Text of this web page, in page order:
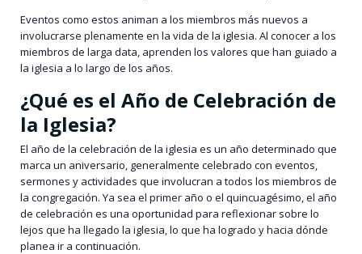
Eventos como estos animan a los miembros más nuevos a
involucrarse plenamente en la vida de la iglesia. Al conocer a los
miembros de larga data, aprenden los valores que han guiado a
la iglesia a lo largo de los años.
¿Qué es el Año de Celebración de
la Iglesia?
El año de la celebración de la iglesia es un año determinado que
marca un aniversario, generalmente celebrado con eventos,
sermones y actividades que involucran a todos los miembros de
la congregación. Ya sea el primer año o el quincuagésimo, el año
de celebración es una oportunidad para reflexionar sobre lo
lejos que ha llegado la iglesia, lo que ha logrado y hacia dónde
planea ir a continuación.